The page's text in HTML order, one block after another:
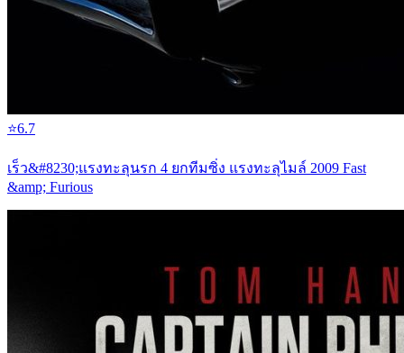
⭐6.7
เร็ว&#8230;แรงทะลุนรก 4 ยกทีมซิ่ง แรงทะลุไมล์ 2009 Fast
&amp; Furious